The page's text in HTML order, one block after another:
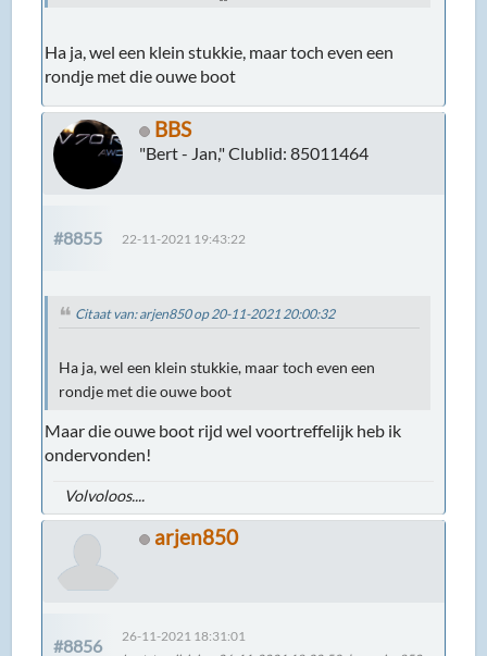
Ha ja, wel een klein stukkie, maar toch even een
rondje met die ouwe boot
BBS
"Bert - Jan," Clublid: 85011464
#8855 22-11-2021 19:43:22
Citaat van: arjen850 op 20-11-2021 20:00:32
Ha ja, wel een klein stukkie, maar toch even een
rondje met die ouwe boot
Maar die ouwe boot rijd wel voortreffelijk heb ik
ondervonden!
Volvoloos....
arjen850
#8856
26-11-2021 18:31:01